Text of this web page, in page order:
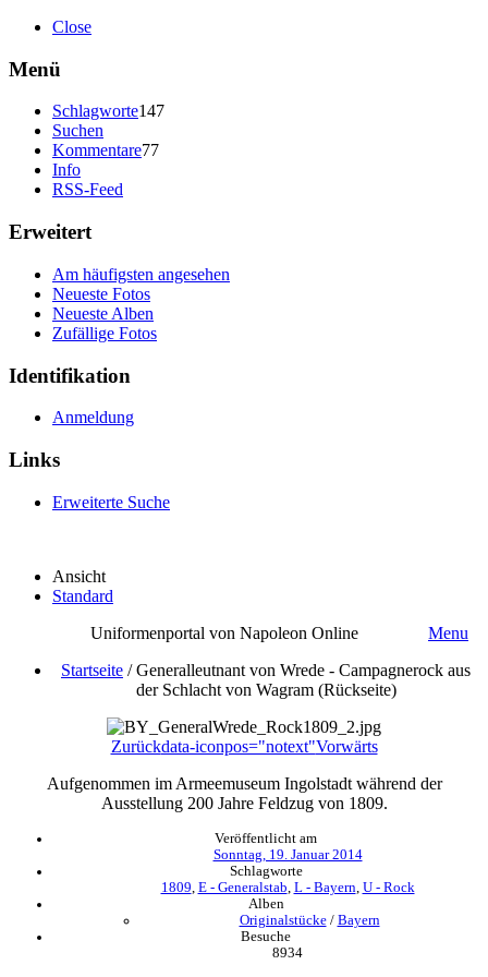
Close
Menü
Schlagworte147
Suchen
Kommentare77
Info
RSS-Feed
Erweitert
Am häufigsten angesehen
Neueste Fotos
Neueste Alben
Zufällige Fotos
Identifikation
Anmeldung
Links
Erweiterte Suche
Ansicht
Standard
Uniformenportal von Napoleon Online
Menu
Startseite /Generalleutnant von Wrede - Campagnerock aus
der Schlacht von Wagram (Rückseite)
Zurückdata-iconpos="notext"Vorwärts
Aufgenommen im Armeemuseum Ingolstadt während der
Ausstellung 200 Jahre Feldzug von 1809.
Veröffentlicht am
Sonntag, 19. Januar 2014
Schlagworte
1809 E - Generalstab L - Bayern U - Rock
Alben
Originalstücke/ Bayern
Besuche
8934